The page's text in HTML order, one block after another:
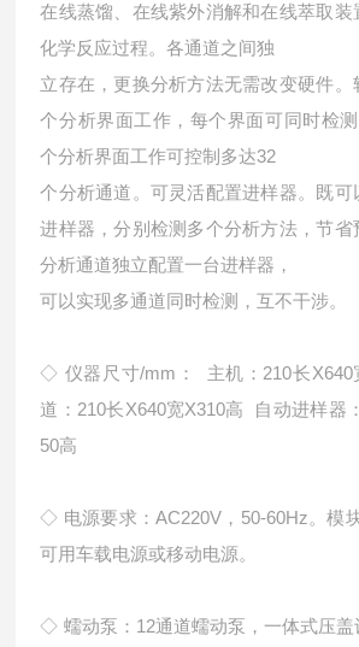
在线蒸馏、在线紫外消解和在线萃取装
化学反应过程。各通道之间独
立存在，更换分析方法无需改变硬件。
个分析界面工作，每个界面可同时检
个分析界面工作可控制多达32
个分析通道。可灵活配置进样器。既可
进样器，分别检测多个分析方法，节省
分析通道独立配置一台进样器，
可以实现多通道同时检测，互不干涉。
◇ 仪器尺寸/mm： 主机：210长X640
道：210长X640宽X310高 自动进样器
50高
◇ 电源要求：AC220V，50-60Hz。模块
可用车载电源或移动电源。
◇ 蠕动泵：12通道蠕动泵，一体式压盖